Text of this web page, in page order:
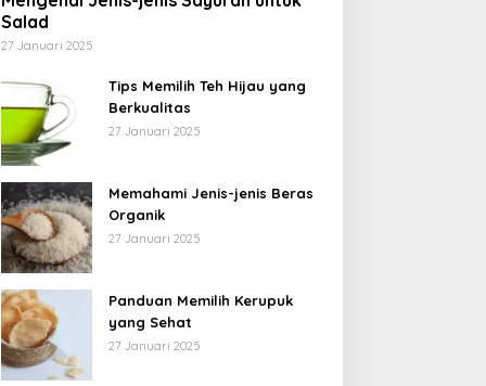
Salad
27 Januari 2025
Tips Memilih Teh Hijau yang
Berkualitas
27 Januari 2025
Memahami Jenis-jenis Beras
Organik
27 Januari 2025
Panduan Memilih Kerupuk
yang Sehat
27 Januari 2025